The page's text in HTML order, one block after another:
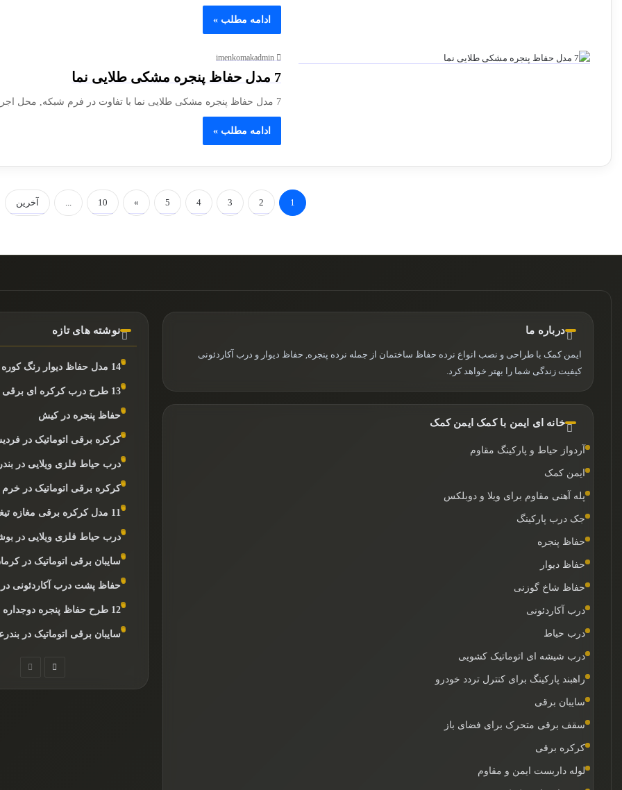
ادامه مطلب »
imenkomakadmin
7 مدل حفاظ پنجره مشکی طلایی نما
7 مدل حفاظ پنجره مشکی طلایی نما با تفاوت در فرم شبکه, محل اجرای رنگ طلایی و مقطع پروفیل می…
ادامه مطلب »
1
2
3
4
5
»
10 آخرین
درباره ما
ایمن کمک با طراحی و نصب انواع نرده حفاظ ساختمان از جمله نرده پنجره, حفاظ دیوار و درب آکاردئونی
کیفیت زندگی شما را بهتر خواهد کرد.
خانه ای ایمن با کمک ایمن کمک
آردواز حیاط و پارکینگ مقاوم
ایمن کمک
پله آهنی مقاوم برای ویلا و دوبلکس
جک درب پارکینگ
حفاظ پنجره
حفاظ دیوار
حفاظ شاخ گوزنی
درب آکاردئونی
درب حیاط
درب شیشه ای اتوماتیک کشویی
راهبند پارکینگ برای کنترل تردد خودرو
سایبان برقی
سقف برقی متحرک برای فضای باز
کرکره برقی
لوله داربست ایمن و مقاوم
نوشته های تازه
14 مدل حفاظ دیوار رنگ کوره ای
13 طرح درب کرکره ای برقی مغازه
حفاظ پنجره در کیش
کرکره برقی اتوماتیک در
درب حیاط فلزی ویلایی در
کرکره برقی اتوماتیک در خرم
11 مدل کرکره برقی مغازه تیغه آلومینیوم
درب حیاط فلزی ویلایی در
سایبان برقی اتوماتیک در
حفاظ پشت درب آکاردئونی در
12 طرح حفاظ پنجره دوجداره ضد سرقت
سایبان برقی اتوماتیک در
صفحه
صفحه